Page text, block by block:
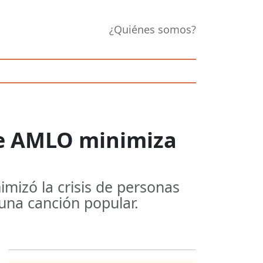
¿Quiénes somos?
AMLO minimiza
la crisis de personas
canción popular.